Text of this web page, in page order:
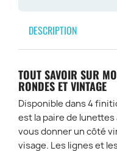
DESCRIPTION
TOUT SAVOIR SUR
RONDES ET VINTAGE
Disponible dans 4
est la paire de
vous donner un côté
visage. Les lignes et